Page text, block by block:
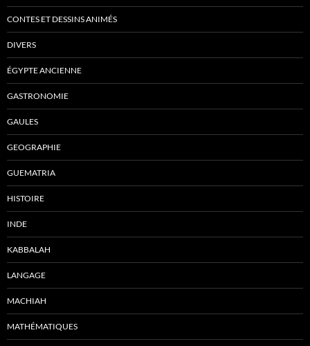
CONTES ET DESSINS ANIMÉS
DIVERS
ÉGYPTE ANCIENNE
GASTRONOMIE
GAULES
GEOGRAPHIE
GUEMATRIA
HISTOIRE
INDE
KABBALAH
LANGAGE
MACHIAH
MATHÉMATIQUES